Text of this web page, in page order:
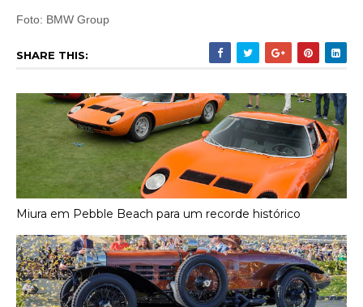
Foto: BMW Group
SHARE THIS:
Miura em Pebble Beach para um recorde histórico